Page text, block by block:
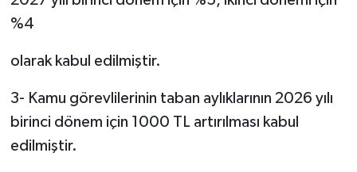
%4
olarak kabul edilmiştir.
3- Kamu görevlilerinin taban aylıklarının 2026 yılı
birinci dönem için 1000 TL artırılması kabul
edilmiştir.